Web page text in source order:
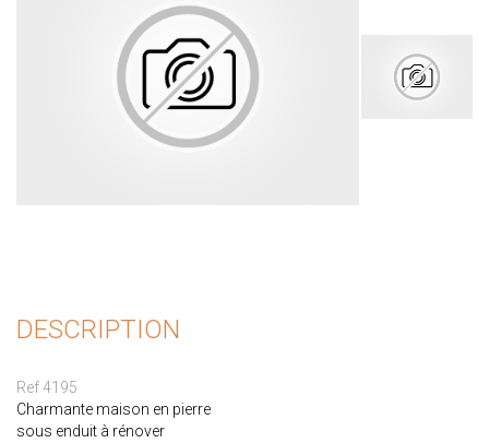
DESCRIPTION
Ref 4195
Charmante maison en pierre
sous enduit à rénover